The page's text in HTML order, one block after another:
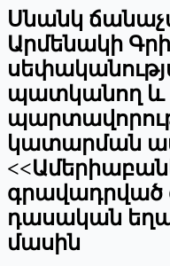
Սնանկ
Արմենակի
պատկանող և
կատարման
գրավադրված
դասական
մասին